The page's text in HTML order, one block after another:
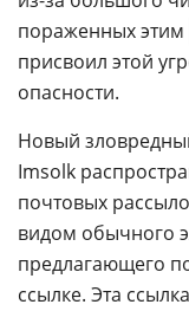
пораженных этим
присвоил этой
опасности.
Новый
Imsolk
почтовых
видом обычного
предлагающего
ссылке. Эта